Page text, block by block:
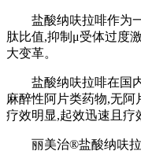
盐酸纳呋拉啡作为一
肽比值,抑制μ受体过度
大变革。
盐酸纳呋拉啡在国内
麻醉性阿片类药物,无阿
疗效明显,起效迅速且疗
丽美治®盐酸纳呋拉啡